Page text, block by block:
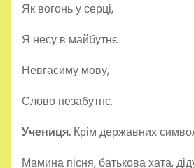
Як вогонь у серці,
Я несу в майбутнє
Невгасиму мову,
Слово незабутнє.
Учениця. Крім державних
Мамина пісня, батькова хата,